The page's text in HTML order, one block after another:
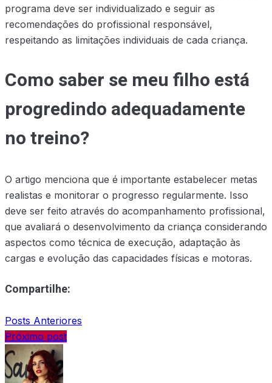
programa deve ser individualizado e seguir as
recomendações do profissional responsável,
respeitando as limitações individuais de cada criança.
Como saber se meu filho está
progredindo adequadamente
no treino?
O artigo menciona que é importante estabelecer metas
realistas e monitorar o progresso regularmente. Isso
deve ser feito através do acompanhamento profissional,
que avaliará o desenvolvimento da criança considerando
aspectos como técnica de execução, adaptação às
cargas e evolução das capacidades físicas e motoras.
Compartilhe:
Posts Anteriores
Próximo post